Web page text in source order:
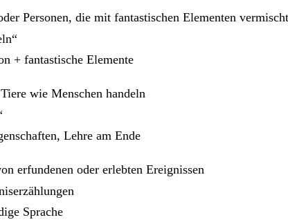
Personen, die mit fantastischen Elementen
+ fantastische Elemente
wie Menschen handeln
Lehre am Ende
erfundenen oder erlebten Ereignissen
Sprache